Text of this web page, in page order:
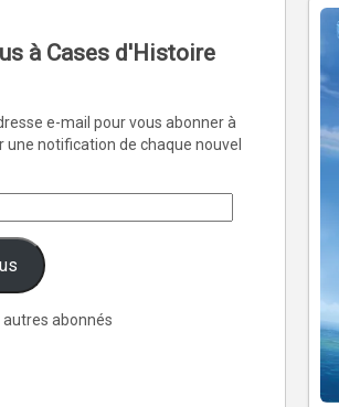
à Cases d'Histoire
e-mail pour vous abonner à
une notification de chaque nouvel
autres abonnés